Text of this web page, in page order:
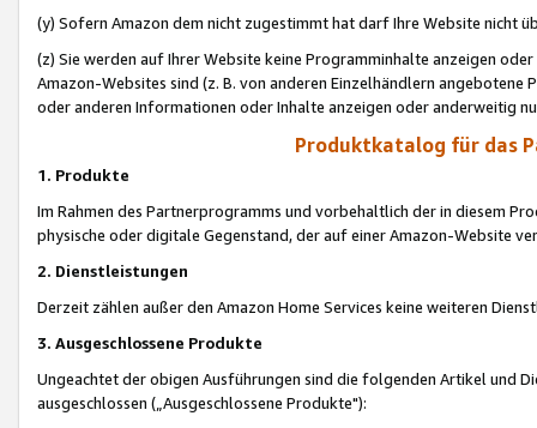
(y) Sofern Amazon dem nicht zugestimmt hat darf Ihre Website nicht
(z) Sie werden auf Ihrer Website keine Programminhalte anzeigen
Amazon-Websites sind (z. B. von anderen Einzelhändlern
oder anderen Informationen oder Inhalte anzeigen oder anderweitig
Produktkatalog für das
1. Produkte
Im Rahmen des Partnerprogramms und vorbehaltlich der in diesem
physische oder digitale Gegenstand, der auf einer Amazon-Website
2. Dienstleistungen
Derzeit zählen außer den Amazon Home Services keine weiteren
3. Ausgeschlossene Produkte
Ungeachtet der obigen Ausführungen sind die folgenden Artikel und
ausgeschlossen („Ausgeschlossene Produkte"):